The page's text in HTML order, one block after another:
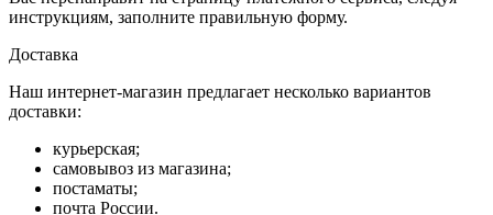
инструкциям, заполните правильную форму.
Доставка
Наш интернет-магазин предлагает несколько вариантов
доставки:
курьерская;
самовывоз из магазина;
постаматы;
почта России.